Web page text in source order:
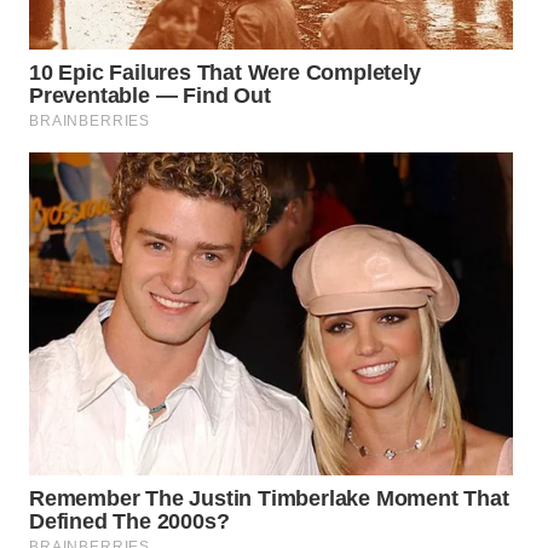
WN
SIMALUNGUN
WN
LABUHANBATU
WN
TAPANULI
TENGAH
WN DELI
SERDANG
WN
WN
PAKPAK